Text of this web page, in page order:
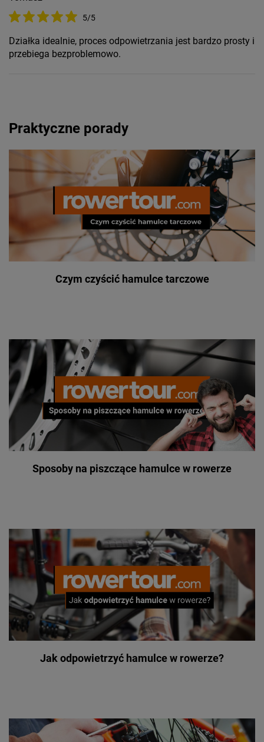
5/5
Działka idealnie, proces odpowietrzania jest bardzo prosty i
przebiega bezproblemowo.
Praktyczne porady
Czym czyścić hamulce tarczowe
Sposoby na piszczące hamulce w rowerze
Jak odpowietrzyć hamulce w rowerze?